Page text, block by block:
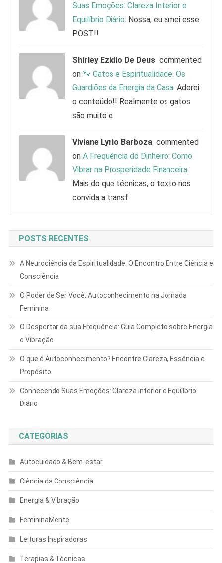
Suas Emoções: Clareza Interior e
Equilíbrio Diário: Nossa, eu amei esse
POST!!
Shirley Ezidio De Deus commented
on🐾 Gatos e Espiritualidade: Os
Guardiões da Energia da Casa: Adorei
o conteúdo!! Realmente os gatos
são muito e
Viviane Lyrio Barboza commented
onA Frequência do Dinheiro: Como
Vibrar na Prosperidade Financeira:
Mais do que técnicas, o texto nos
convida a transf
POSTS RECENTES
A Neurociência da Espiritualidade: O Encontro Entre Ciência e
Consciência
O Poder de Ser Você: Autoconhecimento na Jornada
Feminina
O Despertar da sua Frequência: Guia Completo sobre Energia
e Vibração
O que é Autoconhecimento? Encontre Clareza, Essência e
Propósito
Conhecendo Suas Emoções: Clareza Interior e Equilíbrio
Diário
CATEGORIAS
Autocuidado & Bem-estar
Ciência da Consciência
Energia & Vibração
FemininaMente
Leituras Inspiradoras
Terapias & Técnicas